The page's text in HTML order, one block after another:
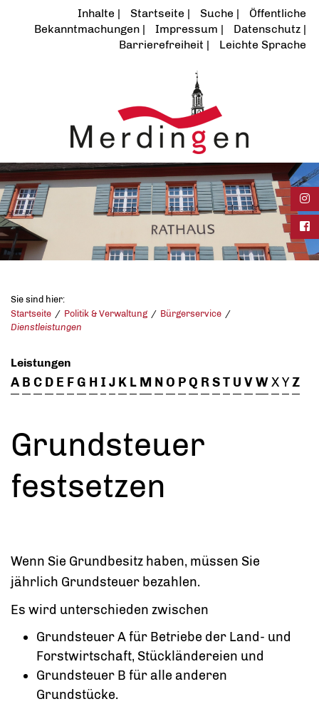
Inhalte Startseite Suche
Öffentliche
Bekanntmachungen
Impressum
Datenschutz
Barrierefreiheit
Leichte Sprache
Sie sind hier:
Startseite
Politik & Verwaltung
Bürgerservice
Dienstleistungen
Leistungen
A B C D E FG H I J K L M NO PQ RST U VWXYZ
Grundsteuer
festsetzen
Wenn Sie Grundbesitz haben, müssen Sie
jährlich Grundsteuer bezahlen.
Es wird unterschieden zwischen
Grundsteuer A für Betriebe der Land- und
Forstwirtschaft, Stückländereien und
Grundsteuer B für alle anderen
Grundstücke.